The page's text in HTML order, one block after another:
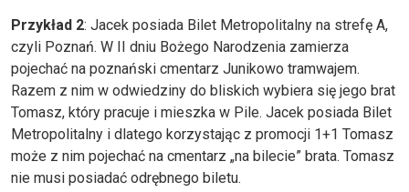
Przykład 2: Jacek posiada Bilet Metropolitalny na strefę A,
czyli Poznań. W II dniu Bożego Narodzenia zamierza
pojechać na poznański cmentarz Junikowo tramwajem.
Razem z nim w odwiedziny do bliskich wybiera się jego brat
Tomasz, który pracuje i mieszka w Pile. Jacek posiada Bilet
Metropolitalny i dlatego korzystając z promocji 1+1 Tomasz
może z nim pojechać na cmentarz „na bilecie” brata. Tomasz
nie musi posiadać odrębnego biletu.